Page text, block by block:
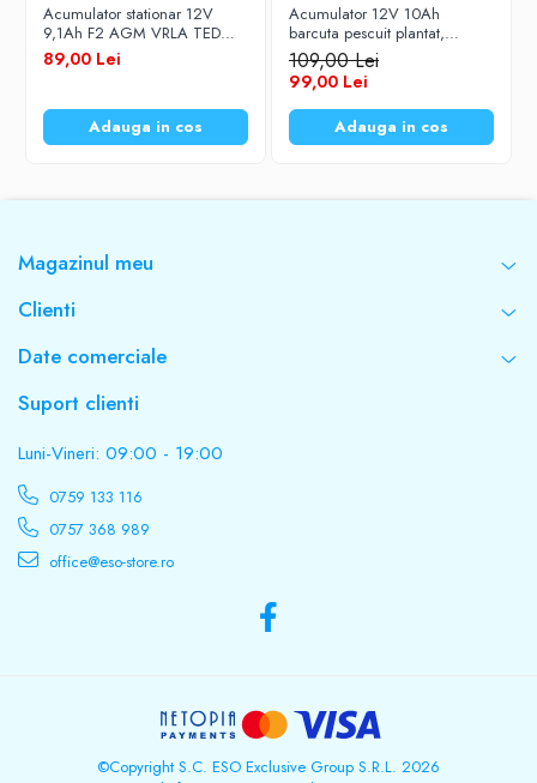
Acumulator stationar 12V
9,1Ah F2 AGM VRLA TED
Electric TED1291
89,00 Lei
Adauga in cos
Acumulator 12V 10Ah
barcuta pescuit plantat,
navomodel AGM VRLA TED
Electric
109,00 Lei
99,00 Lei
Adauga in cos
Magazinul meu
Clienti
Date comerciale
Suport clienti
Luni-Vineri: 09:00 - 19:00
0759 133 116
0757 368 989
office@eso-store.ro
©Copyright S.C. ESO Exclusive Group S.R.L. 2026